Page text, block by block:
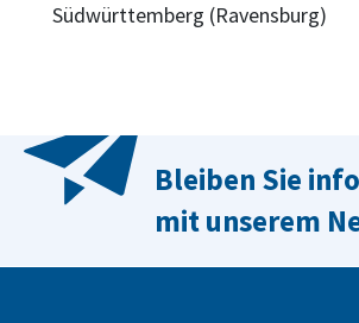
Südwürttemberg (Ravensburg)
Bleiben Sie
mit unserem